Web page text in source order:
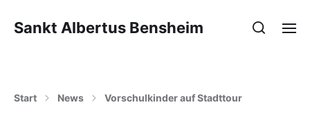
Sankt Albertus Bensheim
Start News Vorschulkinder auf Stadttour